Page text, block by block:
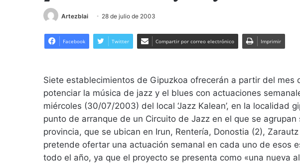
Artezblai 28 de julio de 2003
Facebook Twitter Compartir por correo electrónico Imprimir
Siete establecimientos de Gipuzkoa ofrecerán a partir del mes
potenciar la música de jazz y el blues con actuaciones
miércoles (30/07/2003) del local ‘Jazz Kalean’, en la localidad
punto de arranque de un Circuito de Jazz en el que se
provincia, que se ubican en Irun, Rentería, Donostia (2),
pretende ofertar una actuación semanal en cada uno de esos
todo el año, ya que el proyecto se presenta como «una nueva